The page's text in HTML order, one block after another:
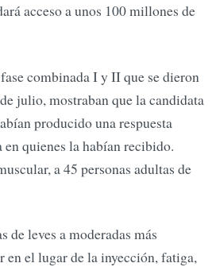
acceso a unos 100 millones de
combinada I y II que se dieron
julio, mostraban que la candidata
producido una respuesta
quienes la habían recibido.
a 45 personas adultas de
de leves a moderadas más
en el lugar de la inyección, fatiga,